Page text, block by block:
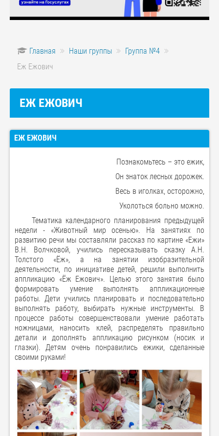
Главная Наши группы
Группа №4
Еж Ежович
ЕЖ ЕЖОВИЧ
ЕЖ ЕЖОВИЧ
Познакомьтесь – это ежик,
Он знаток лесных дорожек.
Весь в иголках, осторожно,
Уколоться больно можно.
Тематика календарного планирования предыдущей
недели - «Животный мир осенью». На занятиях по
развитию речи мы составляли рассказ по картине «Ежи»
В.Н. Волчковой, учились пересказывать сказку А.Н.
Толстого «Ёж», а на занятии изобразительной
деятельности, по инициативе детей, решили выполнить
аппликацию «Ёж Ежович». Целью этого занятия было
формировать умение выполнять аппликационные
работы. Дети учились планировать и последовательно
выполнять работу, выбирать нужные инструменты. В
процессе работы совершенствовали умение работать
ножницами, наносить клей, распределять правильно
детали и дополнять аппликацию рисунком (носик и
глазки). Детям очень понравились ежики, сделанные
своими руками!